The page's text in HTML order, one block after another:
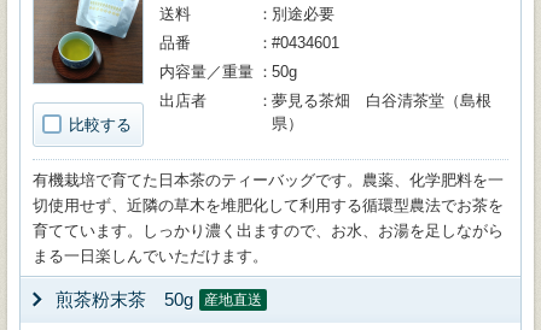
比較する
送料
別途必要
品番
#0434601
内容量／重量
50g
出店者
夢見る茶畑 白谷清茶堂（島根
県）
有機栽培で育てた日本茶のティーバッグです。農薬、化学肥料を一
切使用せず、近隣の草木を堆肥化して利用する循環型農法でお茶を
育てています。しっかり濃く出ますので、お水、お湯を足しながら
まる一日楽しんでいただけます。
煎茶粉末茶 50g 産地直送